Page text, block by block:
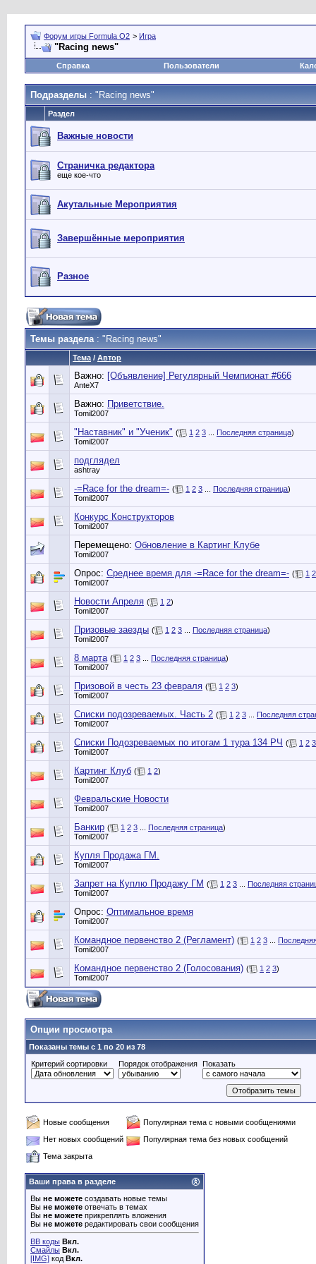
Форум игры Formula O2 > Игра
"Racing news"
Справка Пользователи
Подразделы : "Racing news"
Раздел
Важные новости
Страничка редактора
еще кое-что
Акутальные Мероприятия
Завершённые мероприятия
Разное
Темы раздела: "Racing news"
Тема / Автор
Важно: [Объявление] Регулярный Чемпионат #666
AnteX7
Важно: Приветствие.
Tomil2007
"Наставник" и "Ученик" ( 1 2 3 Последняя страница)
Tomil2007
подглядел
ashtray
-=Race for the dream=- ( 1 2 3 Последняя страница)
Tomil2007
Конкурс Конструкторов
Tomil2007
Перемещено: Обновление в Картинг Клубе
Tomil2007
Опрос: Среднее время для -=Race for the dream=- ( 1 2
Tomil2007
Новости Апреля ( 1 2)
Tomil2007
Призовые заезды ( 1 2 3 Последняя страница)
Tomil2007
8 марта ( 1 2 3 Последняя страница)
Tomil2007
Призовой в честь 23 февраля ( 1 2 3)
Tomil2007
Списки подозреваемых. Часть 2 ( 1 2 3
Последняя
Tomil2007
Списки Подозреваемых по итогам 1 тура 134 РЧ ( 1 2 3
Tomil2007
Картинг Клуб ( 1 2)
Tomil2007
Февральские Новости
Tomil2007
Банкир ( 1 2 3 Последняя страница)
Tomil2007
Купля Продажа ГМ.
Tomil2007
Запрет на Куплю Продажу ГМ ( 1 2 3
Последняя
Tomil2007
Опрос: Оптимальное время
Tomil2007
Командное первенство 2 (Регламент) ( 1 2 3
Tomil2007
Командное первенство 2 (Голосования) ( 1 2 3)
Tomil2007
Опции просмотра
Показаны темы с 1 по 20 из 78
Критерий сортировки
Порядок отображения Показать
Новые сообщения
Популярная тема с новыми сообщениями
Нет новых сообщений
Популярная тема без новых сообщений
Тема закрыта
Ваши права в разделе
Вы не можете создавать новые темы
Вы не можете отвечать в темах
Вы не можете прикреплять вложения
Вы не можете редактировать свои сообщения
BB коды Вкл.
Смайлы Вкл.
[IMG] код Вкл.